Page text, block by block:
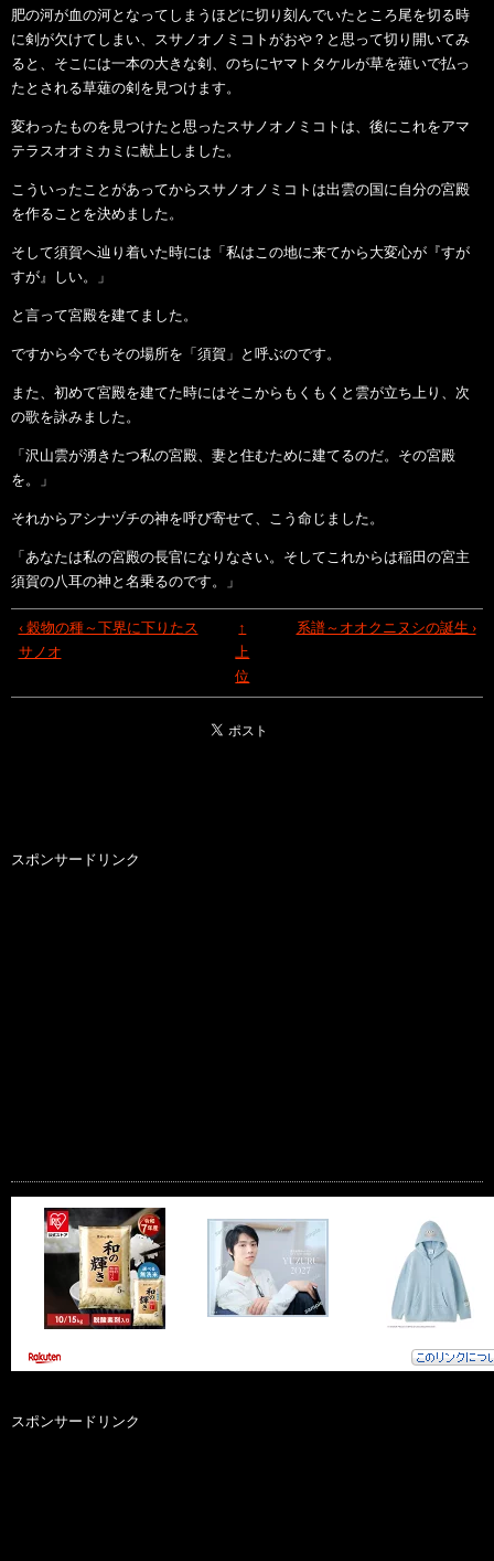
肥の河が血の河となってしまうほどに切り刻んでいたところ尾を切る時
に剣が欠けてしまい、スサノオノミコトがおや？と思って切り開いてみ
ると、そこには一本の大きな剣、のちにヤマトタケルが草を薙いで払っ
たとされる草薙の剣を見つけます。
変わったものを見つけたと思ったスサノオノミコトは、後にこれをアマ
テラスオオミカミに献上しました。
こういったことがあってからスサノオノミコトは出雲の国に自分の宮殿
を作ることを決めました。
そして須賀へ辿り着いた時には「私はこの地に来てから大変心が『すが
すが』しい。」
と言って宮殿を建てました。
ですから今でもその場所を「須賀」と呼ぶのです。
また、初めて宮殿を建てた時にはそこからもくもくと雲が立ち上り、次
の歌を詠みました。
「沢山雲が湧きたつ私の宮殿、妻と住むために建てるのだ。その宮殿
を。」
それからアシナヅチの神を呼び寄せて、こう命じました。
「あなたは私の宮殿の長官になりなさい。そしてこれからは稲田の宮主
須賀の八耳の神と名乗るのです。」
‹ 穀物の種～下界に下りたス
サノオ
↑
上
位
系譜～オオクニヌシの誕生 ›
スポンサードリンク
スポンサードリンク